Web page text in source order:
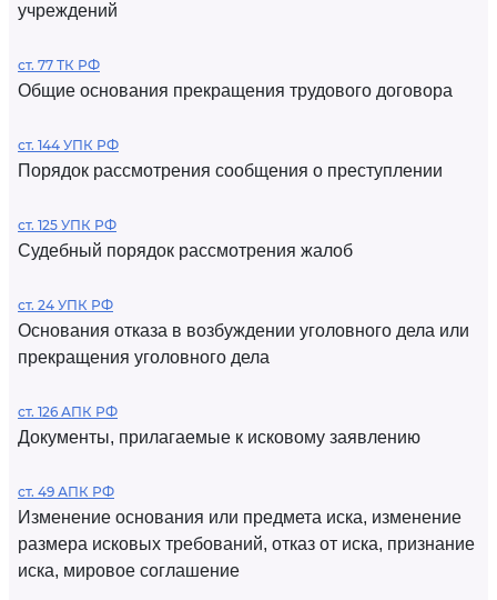
учреждений
ст. 77 ТК РФ
Общие основания прекращения трудового договора
ст. 144 УПК РФ
Порядок рассмотрения сообщения о преступлении
ст. 125 УПК РФ
Судебный порядок рассмотрения жалоб
ст. 24 УПК РФ
Основания отказа в возбуждении уголовного дела или
прекращения уголовного дела
ст. 126 АПК РФ
Документы, прилагаемые к исковому заявлению
ст. 49 АПК РФ
Изменение основания или предмета иска, изменение
размера исковых требований, отказ от иска, признание
иска, мировое соглашение